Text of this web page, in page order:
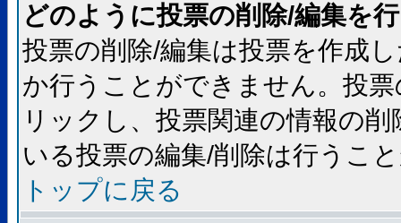
どのように投票の削除/編集を
投票の削除/編集は投票を作成
か行うことができません。投
リックし、投票関連の情報の
いる投票の編集/削除は行うこ
トップに戻る